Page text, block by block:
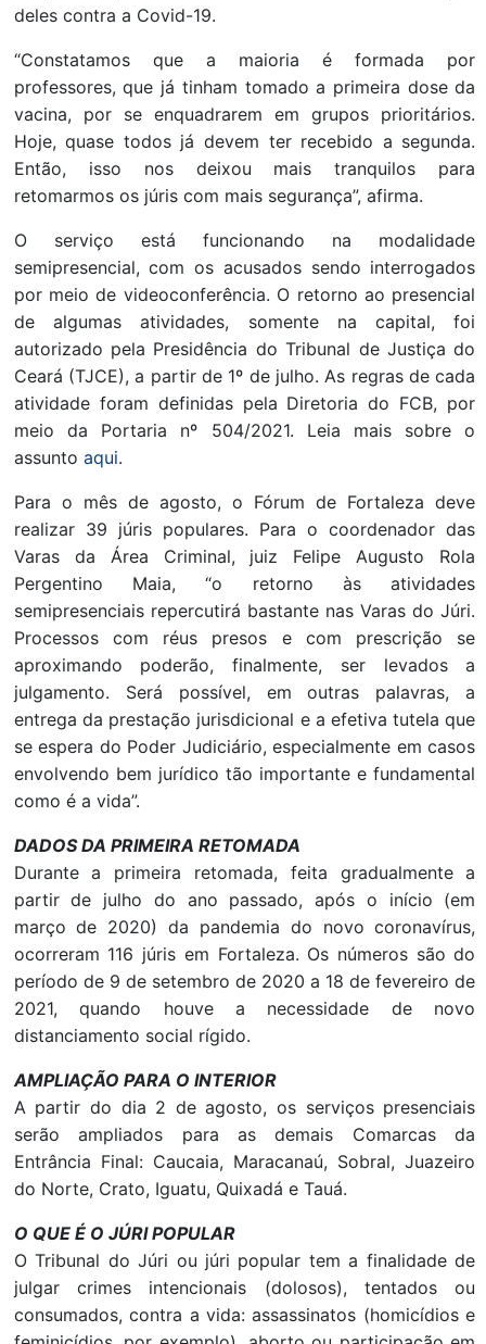
deles contra a Covid-19.
“Constatamos que a maioria é formada por
professores, que já tinham tomado a primeira dose da
vacina, por se enquadrarem em grupos prioritários.
Hoje, quase todos já devem ter recebido a segunda.
Então, isso nos deixou mais tranquilos para
retomarmos os júris com mais segurança”, afirma.
O serviço está funcionando na modalidade
semipresencial, com os acusados sendo interrogados
por meio de videoconferência. O retorno ao presencial
de algumas atividades, somente na capital, foi
autorizado pela Presidência do Tribunal de Justiça do
Ceará (TJCE), a partir de 1º de julho. As regras de cada
atividade foram definidas pela Diretoria do FCB, por
meio da Portaria nº 504/2021. Leia mais sobre o
assunto aqui.
Para o mês de agosto, o Fórum de Fortaleza deve
realizar 39 júris populares. Para o coordenador das
Varas da Área Criminal, juiz Felipe Augusto Rola
Pergentino Maia, “o retorno às atividades
semipresenciais repercutirá bastante nas Varas do Júri.
Processos com réus presos e com prescrição se
aproximando poderão, finalmente, ser levados a
julgamento. Será possível, em outras palavras, a
entrega da prestação jurisdicional e a efetiva tutela que
se espera do Poder Judiciário, especialmente em casos
envolvendo bem jurídico tão importante e fundamental
como é a vida”.
DADOS DA PRIMEIRA RETOMADA
Durante a primeira retomada, feita gradualmente a
partir de julho do ano passado, após o início (em
março de 2020) da pandemia do novo coronavírus,
ocorreram 116 júris em Fortaleza. Os números são do
período de 9 de setembro de 2020 a 18 de fevereiro de
2021, quando houve a necessidade de novo
distanciamento social rígido.
AMPLIAÇÃO PARA O INTERIOR
A partir do dia 2 de agosto, os serviços presenciais
serão ampliados para as demais Comarcas da
Entrância Final: Caucaia, Maracanaú, Sobral, Juazeiro
do Norte, Crato, Iguatu, Quixadá e Tauá.
O QUE É O JÚRI POPULAR
O Tribunal do Júri ou júri popular tem a finalidade de
julgar crimes intencionais (dolosos), tentados ou
consumados, contra a vida: assassinatos (homicídios e